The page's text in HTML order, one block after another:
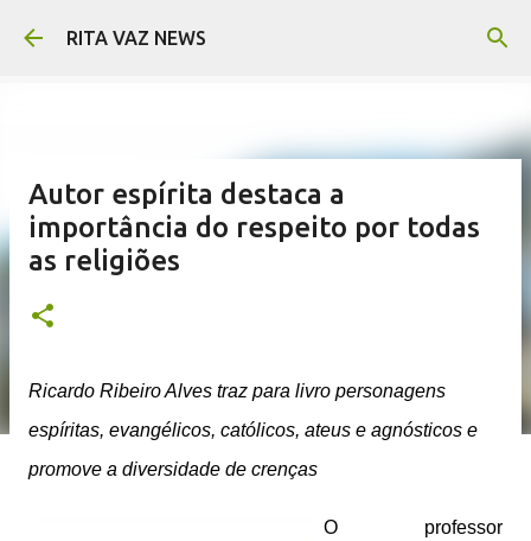
Pular para o conteúdo principal
RITA VAZ NEWS
Autor espírita destaca a
importância do respeito por todas
as religiões
Ricardo Ribeiro Alves traz para livro personagens
espíritas, evangélicos, católicos, ateus e agnósticos e
promove a diversidade de crenças
O professor